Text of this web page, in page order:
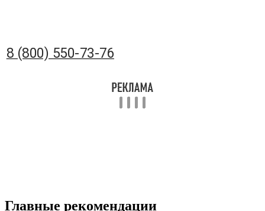
Главные рекомендации